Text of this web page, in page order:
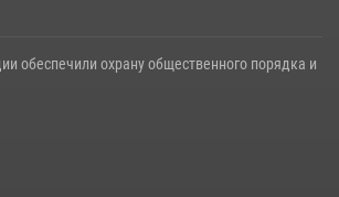
обеспечили охрану общественного порядка и